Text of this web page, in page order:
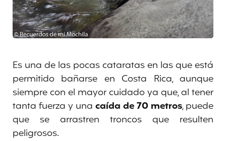
Es una de las pocas cataratas en las que está
permitido bañarse en Costa Rica, aunque
siempre con el mayor cuidado ya que, al tener
tanta fuerza y una caída de 70 metros, puede
que se arrastren troncos que resulten
peligrosos.